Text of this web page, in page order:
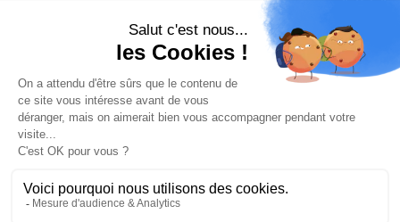
Dividom.com Tous droits réservés 2014 - 2026
Conçu avec à Euratechnologies 59000 Lille
Mentions légales
Mettre à jour les préférences des cookies